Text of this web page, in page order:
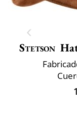
Stetson